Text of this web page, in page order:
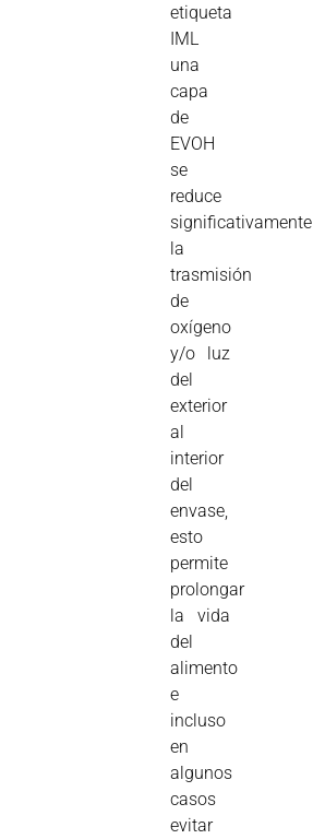
etiqueta
IML
una
capa
de
EVOH
se
reduce
significativamente
la
trasmisión
de
oxígeno
y/o luz
del
exterior
al
interior
del
envase,
esto
permite
prolongar
la vida
del
alimento
e
incluso
en
algunos
casos
evitar